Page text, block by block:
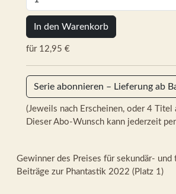
In den Warenkorb
für 12,95 €
Serie abonnieren – Lieferung ab
(Jeweils nach Erscheinen, oder 4
Dieser Abo-Wunsch kann jederzeit
Gewinner des Preises für sekundär- und
Beiträge zur Phantastik 2022 (Platz 1)